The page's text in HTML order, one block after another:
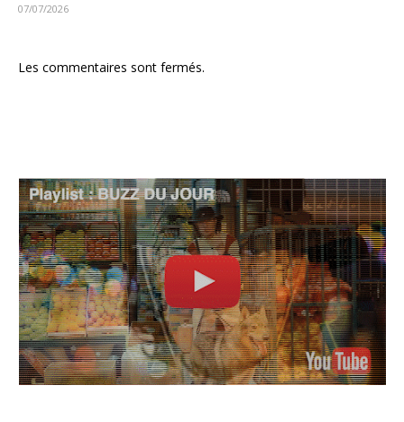
07/07/2026
Les commentaires sont fermés.